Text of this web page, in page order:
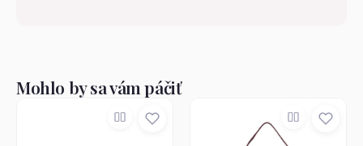
Mohlo by sa vám páčiť